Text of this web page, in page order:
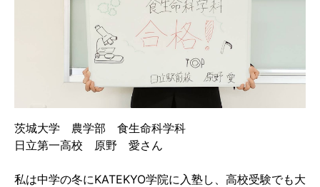
茨城大学 農学部 食生命科学科
日立第一高校 原野 愛さん
私は中学の冬にKATEKYO学院に入塾し、高校受験でも大